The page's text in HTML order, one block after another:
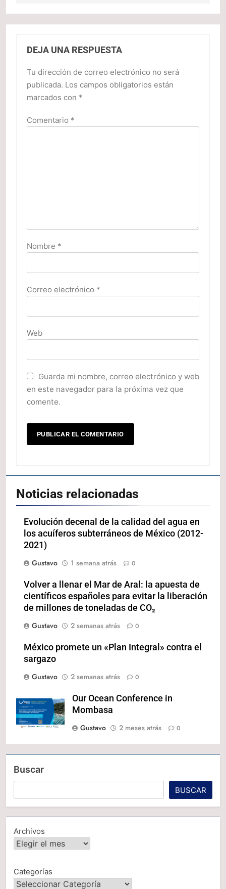
DEJA UNA RESPUESTA
Tu dirección de correo electrónico no será
publicada. Los campos obligatorios están
marcados con *
Comentario *
Nombre *
Correo electrónico *
Web
Guarda mi nombre, correo electrónico y web
en este navegador para la próxima vez que
comente.
Noticias relacionadas
Evolución decenal de la calidad del agua en
los acuíferos subterráneos de México (2012-
2021)
Gustavo
1 semana atrás 0
Volver a llenar el Mar de Aral: la apuesta de
científicos españoles para evitar la liberación
de millones de toneladas de CO₂
Gustavo
2 semanas atrás 0
México promete un «Plan Integral» contra el
sargazo
Gustavo
2 semanas atrás 0
Our Ocean Conference in
Mombasa
Gustavo
2 meses atrás 0
Buscar
BUSCAR
Archivos
Categorías